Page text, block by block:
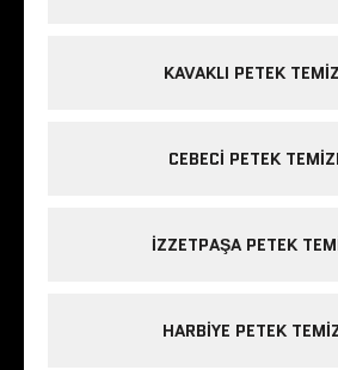
KAVAKLI PETEK
CEBECI PETEK
IZZETPAŞA PETEK
HARBIYE PETEK